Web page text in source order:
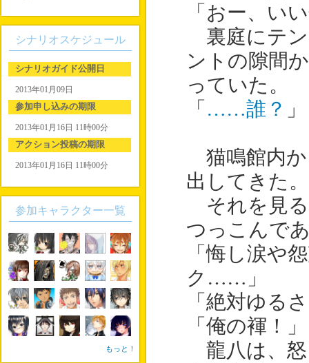
「おー、い
裏庭にテン
ントの隙間
っていた。
「 ……誰？ 」
猫鳴館内か
出してきた。
それを見る
つっこんで
「悔し涙や
ク……」
「絶対ゆる
「俺の褌！」
龍八は、怒
シナリオスケジュール
シナリオガイド公開日
2013年01月09日
参加申し込みの期限
2013年01月16日 11時00分
アクション投稿の期限
2013年01月16日 11時00分
参加キャラクター一覧
もっと！